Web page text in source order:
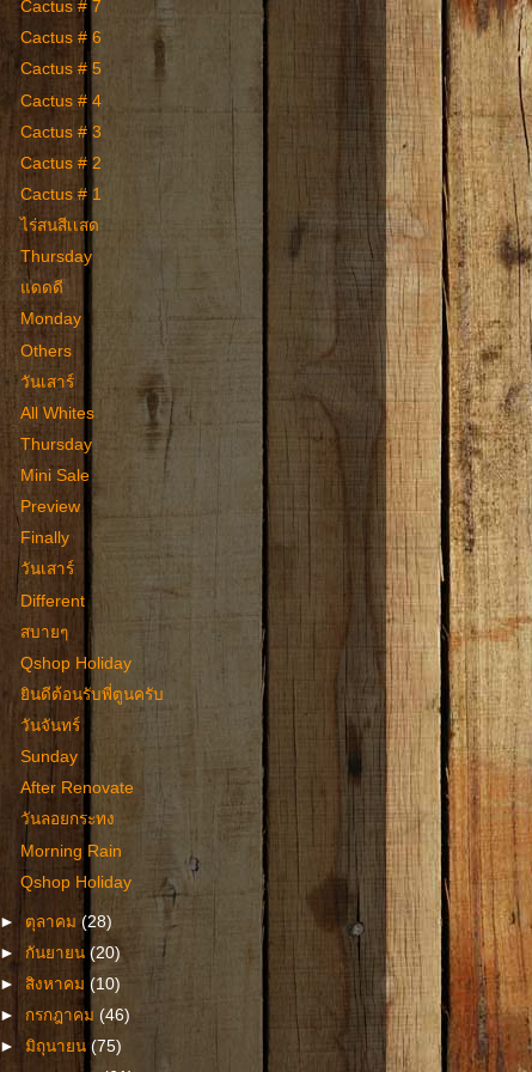
Cactus # 7
Cactus # 6
Cactus # 5
Cactus # 4
Cactus # 3
Cactus # 2
Cactus # 1
ไร่สนสีเเสด
Thursday
แดดดี
Monday
Others
วันเสาร์
All Whites
Thursday
Mini Sale
Preview
Finally
วันเสาร์
Different
สบายๆ
Qshop Holiday
ยินดีต้อนรับพี่ตูนครับ
วันจันทร์
Sunday
After Renovate
วันลอยกระทง
Morning Rain
Qshop Holiday
► ตุลาคม(28)
► กันยายน(20)
►สิงหาคม(10)
► กรกฎาคม (46)
►มิถุนายน(75)